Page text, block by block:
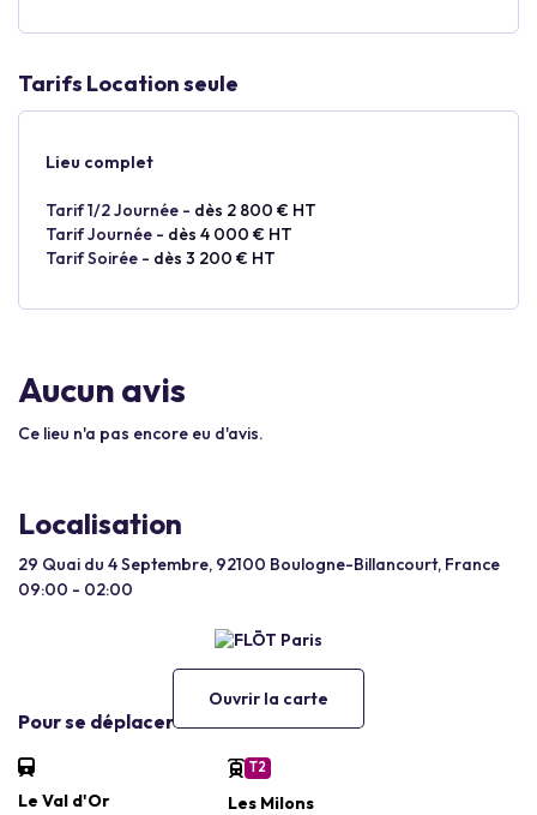
Tarifs Location seule
Lieu complet
Tarif 1/2 Journée - dès 2 800 € HT
Tarif Journée - dès 4 000 € HT
Tarif Soirée - dès 3 200 € HT
Aucun avis
Ce lieu n'a pas encore eu d'avis.
Localisation
29 Quai du 4 Septembre, 92100 Boulogne-Billancourt, France
09:00 - 02:00
Ouvrir la carte
Pour se déplacer
Le Val d'Or
T2
Les Milons